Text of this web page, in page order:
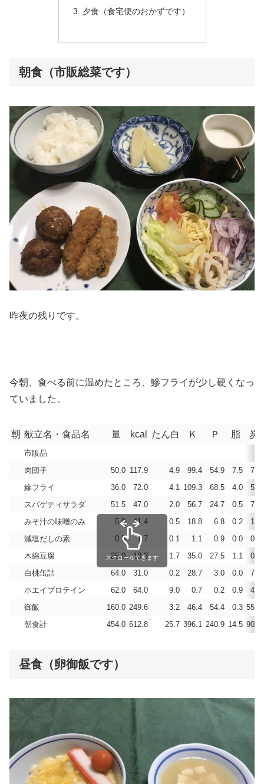
夕食（食宅便のおかずです）
朝食（市販総菜です）
昨夜の残りです。
今朝、食べる前に温めたところ、鰺フライが少し硬くなっ
ていました。
朝 献立名・食品名 量 kcal たん白 Ｋ Ｐ 脂 炭
市販品
肉団子
50.0 117.9 4.9 99.4 54.9 7.5
7.7
鰺フライ
36.0 72.0 4.1 109.3 68.5 4.0
5.1
スパゲティサラダ
51.5 47.0 2.0 56.7 24.7 0.5
7.7
みそ汁の味噌のみ
5.0 11.4 0.5 18.8 6.8 0.2
1.7
減塩だしの素
0.5 1.7 0.1 1.1 0.9 0.0
0.3
木綿豆腐
25.0 18.3 1.7 35.0 27.5 1.1
0.2
白桃缶詰
64.0 31.0 0.2 28.7 3.0 0.0
7.7
ホエイプロテイン
62.0 64.0 9.0 0.7 0.2 0.9
4.7
御飯
160.0 249.6 3.2 46.4 54.4 0.3 55.4
朝食計
454.0 612.8 25.7 396.1 240.9 14.5 90.5
スクロールできます
昼食（卵御飯です）